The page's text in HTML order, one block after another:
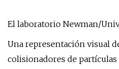
El laboratorio Newman/
Una representación visual
colisionadores de partículas